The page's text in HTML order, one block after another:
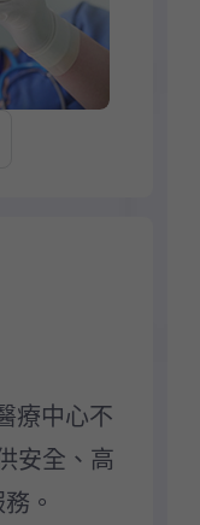
療中心不
安全、高
。